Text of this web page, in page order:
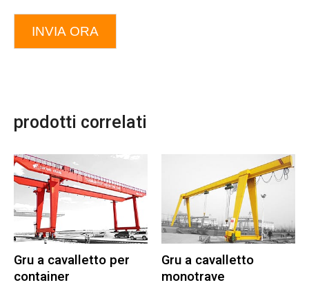
INVIA ORA
prodotti correlati
Gru a cavalletto per
container
Gru a cavalletto
monotrave